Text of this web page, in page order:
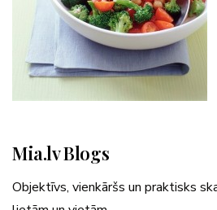
Mia.lv Blogs
Objektīvs, vienkāršs un praktisks